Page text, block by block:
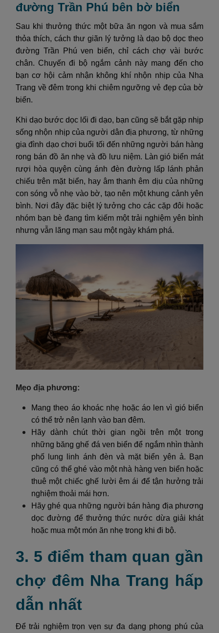
đường Trần Phú bên bờ biển
Sau khi thưởng thức một bữa ăn ngon và mua sắm
thỏa thích, cách thư giãn lý tưởng là dạo bộ dọc theo
đường Trần Phú ven biển, chỉ cách chợ vài bước
chân. Chuyến đi bộ ngắm cảnh này mang đến cho
bạn cơ hội cảm nhận không khí nhộn nhịp của Nha
Trang về đêm trong khi chiêm ngưỡng vẻ đẹp của bờ
biển.
Khi dạo bước dọc lối đi dạo, bạn cũng sẽ bắt gặp nhịp
sống nhộn nhịp của người dân địa phương, từ những
gia đình dạo chơi buổi tối đến những người bán hàng
rong bán đồ ăn nhẹ và đồ lưu niệm. Làn gió biển mát
rượi hòa quyện cùng ánh đèn đường lấp lánh phản
chiếu trên mặt biển, hay âm thanh êm dịu của những
con sóng vỗ nhẹ vào bờ, tạo nên một khung cảnh yên
bình. Nơi đây đặc biệt lý tưởng cho các cặp đôi hoặc
nhóm bạn bè đang tìm kiếm một trải nghiệm yên bình
nhưng vẫn lãng mạn sau một ngày khám phá.
Mẹo địa phương:
Mang theo áo khoác nhẹ hoặc áo len vì gió biển
có thể trở nên lạnh vào ban đêm.
Hãy dành chút thời gian ngồi trên một trong
những băng ghế đá ven biển để ngắm nhìn thành
phố lung linh ánh đèn và mặt biển yên ả. Bạn
cũng có thể ghé vào một nhà hàng ven biển hoặc
thuê một chiếc ghế lười êm ái để tận hưởng trải
nghiệm thoải mái hơn.
Hãy ghé qua những người bán hàng địa phương
dọc đường để thưởng thức nước dừa giải khát
hoặc mua một món ăn nhẹ trong khi đi bộ.
3. 5 điểm tham quan gần
chợ đêm Nha Trang hấp
dẫn nhất
Để trải nghiệm trọn vẹn sự đa dạng phong phú của